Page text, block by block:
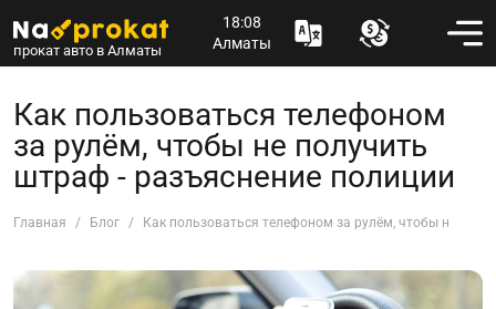
прокат авто в Алматы
18:08
Алматы
Как пользоваться телефоном
за рулём, чтобы не получить
штраф - разъяснение полиции
Главная Блог Как пользоваться телефоном за рулём, чтобы не